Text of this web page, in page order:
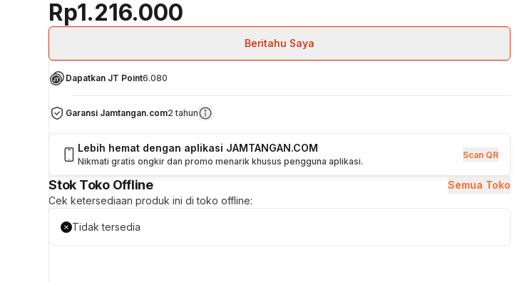
Rp1.216.000
Beritahu Saya
Dapatkan JT Point6.080
Garansi Jamtangan.com2 tahun
Lebih hemat dengan aplikasi JAMTANGAN.COM
Nikmati gratis ongkir dan promo menarik khusus pengguna aplikasi.
Scan QR
Stok Toko Offline
Semua Toko
Cek ketersediaan produk ini di toko offline:
Tidak tersedia